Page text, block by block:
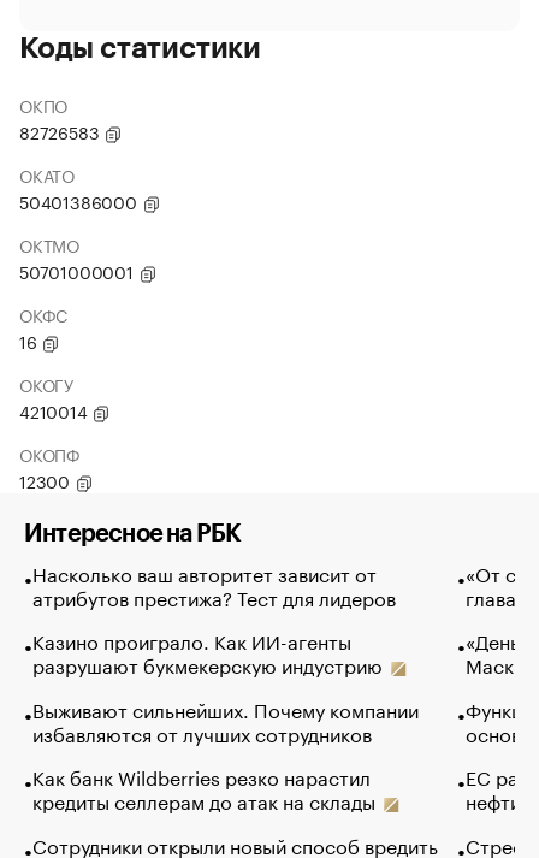
Коды статистики
ОКПО
82726583
ОКАТО
50401386000
ОКТМО
50701000001
ОКФС
16
ОКОГУ
4210014
ОКОПФ
12300
Интересное на РБК
Насколько ваш авторитет зависит от
атрибутов престижа? Тест для лидеров
Казино проиграло. Как ИИ-агенты
разрушают букмекерскую индустрию
Выживают сильнейших. Почему компании
избавляются от лучших сотрудников
Как банк Wildberries резко нарастил
кредиты селлерам до атак на склады
Сотрудники открыли новый способ вредить
«От
глава
Маск в
основ
ЕС
нефти